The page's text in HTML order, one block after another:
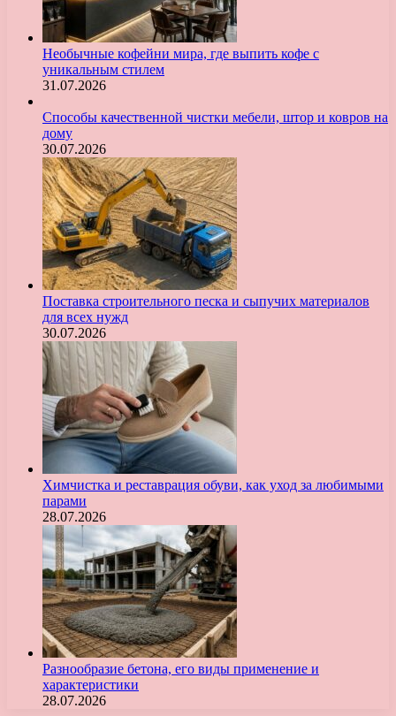
Необычные кофейни мира, где выпить кофе с
уникальным стилем
31.07.2026
Способы качественной чистки мебели, штор и ковров на
дому
30.07.2026
Поставка строительного песка и сыпучих материалов
для всех нужд
30.07.2026
Химчистка и реставрация обуви, как уход за любимыми
парами
28.07.2026
Разнообразие бетона, его виды применение и
характеристики
28.07.2026